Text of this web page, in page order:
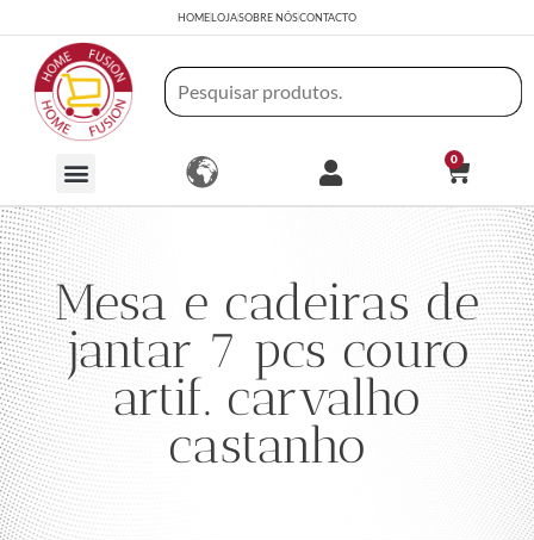
HOMELOJASOBRE NÓSCONTACTO
0
Mesa e cadeiras de
jantar 7 pcs couro
artif. carvalho
castanho